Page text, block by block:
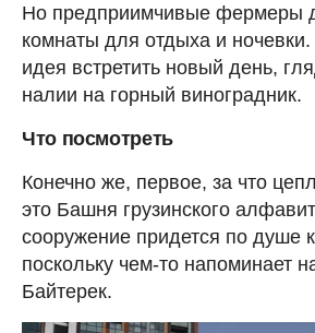
Но предприимчивые фермеры
комнаты для отдыха и
идея встретить новый день,
налии на горный виноградник.
Что посмотреть
Конечно же, первое, за что
это Башня грузинского
сооружение придется по душе
поскольку чем-то напоминает
Байтерек.